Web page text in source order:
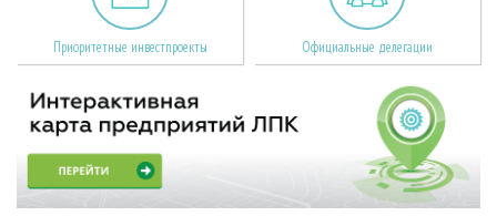
Приоритетные инвестпроекты Официальные делегации